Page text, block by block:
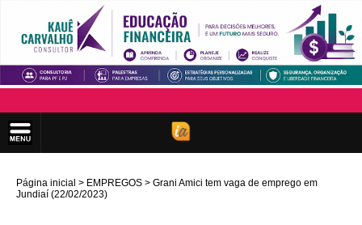
Página inicial EMPREGOS
Grani Amici tem vaga de emprego em
Jundiaí (22/02/2023)